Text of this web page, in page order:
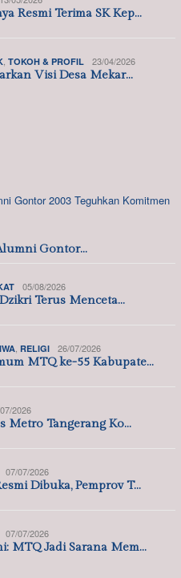
Resmi Terima SK Kep…
TOKOH & PROFIL 23/04/2026
Visi Desa Mekar…
Gontor…
05/08/2026
Terus Menceta…
RELIGI 26/07/2026
MTQ ke-55 Kabupate…
2026
Metro Tangerang Ko…
07/07/2026
Dibuka, Pemprov T…
07/07/2026
MTQ Jadi Sarana Mem…